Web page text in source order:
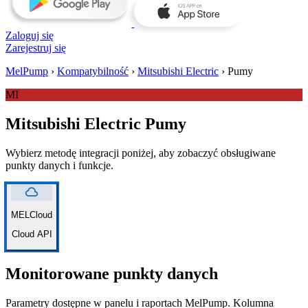
Zaloguj się
Zarejestruj się
MelPump › Kompatybilność › Mitsubishi Electric › Pumy
MI
Mitsubishi Electric Pumy
Wybierz metodę integracji poniżej, aby zobaczyć obsługiwane
punkty danych i funkcje.
cloud
MELCloud
Cloud API
Monitorowane punkty danych
Parametry dostępne w panelu i raportach MelPump. Kolumna